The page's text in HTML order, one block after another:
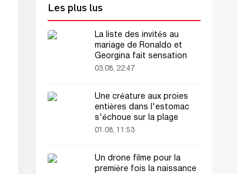
Les plus lus
La liste des invités au
mariage de Ronaldo et
Georgina fait sensation
03.08, 22:47
Une créature aux proies
entières dans l'estomac
s'échoue sur la plage
01.08, 11:53
Un drone filme pour la
première fois la naissance